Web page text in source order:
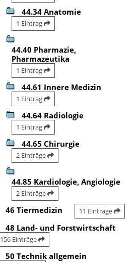
44.34 Anatomie
1 Eintrag
44.40 Pharmazie,
Pharmazeutika
1 Eintrag
44.61 Innere Medizin
1 Eintrag
44.64 Radiologie
1 Eintrag
44.65 Chirurgie
2 Einträge
44.85 Kardiologie, Angiologie
2 Einträge
46 Tiermedizin 11 Einträge
48 Land- und Forstwirtschaft
156 Einträge
50 Technik allgemein